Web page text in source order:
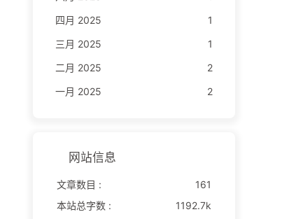
四月 2025
1
三月 2025
1
二月 2025
2
一月 2025
2
网站信息
文章数目 :
161
本站总字数 :
1192.7k